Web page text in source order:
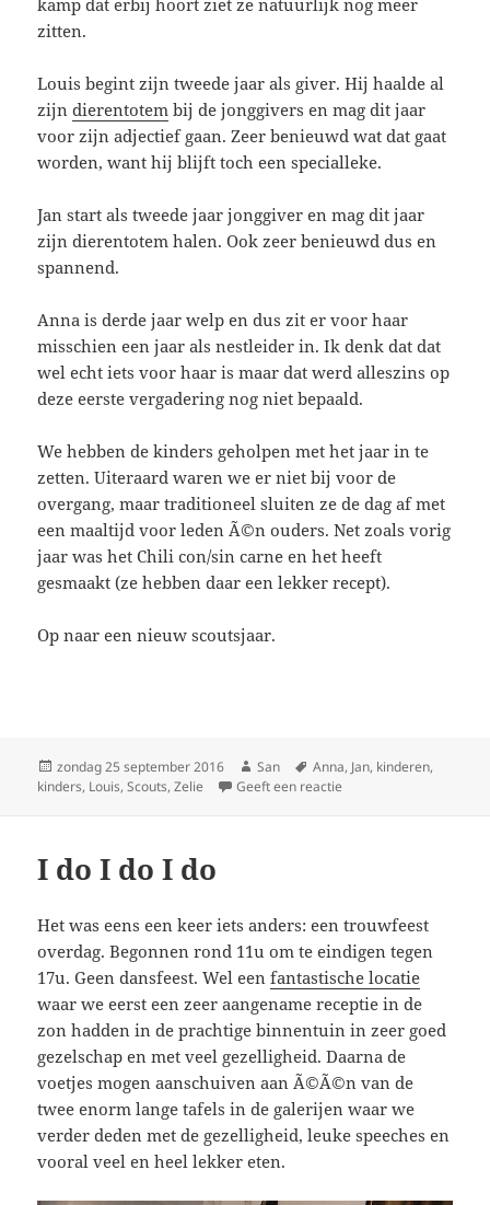
zitten.
Louis begint zijn tweede jaar als giver. Hij haalde al
zijndierentotem bij de jonggivers en mag dit jaar
voor zijn adjectief gaan. Zeer benieuwd wat dat gaat
worden, want hij blijft toch een specialleke.
Jan start als tweede jaar jonggiver en mag dit jaar
zijn dierentotem halen. Ook zeer benieuwd dus en
spannend.
Anna is derde jaar welp en dus zit er voor haar
misschien een jaar als nestleider in. Ik denk dat dat
wel echt iets voor haar is maar dat werd alleszins op
deze eerste vergadering nog niet bepaald.
We hebben de kinders geholpen met het jaar in te
zetten. Uiteraard waren we er niet bij voor de
overgang, maar traditioneel sluiten ze de dag af met
een maaltijd voor leden Ã©n ouders. Net zoals vorig
jaar was het Chili con/sin carne en het heeft
gesmaakt (ze hebben daar een lekker recept).
Op naar een nieuw scoutsjaar.
Geplaatst
op
zondag 25 september 2016 Auteur
San Tags
Anna, Jan, kinderen,
kinders, Louis,Scouts,Zelie Geeft een reactie
I do I do I do
Het was eens een keer iets anders: een trouwfeest
overdag. Begonnen rond 11u om te eindigen tegen
17u. Geen dansfeest. Wel eenfantastische locatie
waar we eerst een zeer aangename receptie in de
zon hadden in de prachtige binnentuin in zeer goed
gezelschap en met veel gezelligheid. Daarna de
voetjes mogen aanschuiven aan Ã©Ã©n van de
twee enorm lange tafels in de galerijen waar we
verder deden met de gezelligheid, leuke speeches en
vooral veel en heel lekker eten.